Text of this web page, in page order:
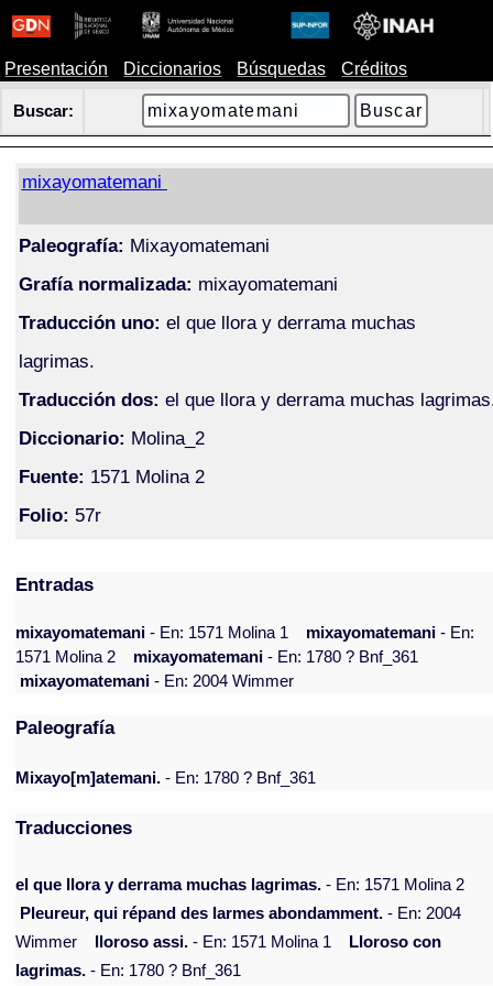
Presentación Diccionarios Búsquedas Créditos
Buscar:
mixayomatemani
Paleografía: Mixayomatemani
Grafía normalizada: mixayomatemani
Traducción uno: el que llora y derrama muchas
lagrimas.
Traducción dos: el que llora y derrama muchas
Diccionario: Molina_2
Fuente: 1571 Molina 2
Folio: 57r
Entradas
mixayomatemani- En: 1571 Molina 1 mixayomatemani- En:
1571 Molina 2
mixayomatemani- En: 1780 ? Bnf_361
mixayomatemani- En: 2004 Wimmer
Paleografía
Mixayo[m]atemani. - En: 1780 ? Bnf_361
Traducciones
el que llora y derrama muchas lagrimas. - En: 1571 Molina 2
Pleureur, qui répand des larmes abondamment. - En: 2004
Wimmer
lloroso assi. - En: 1571 Molina 1
Lloroso con
lagrimas. - En: 1780 ? Bnf_361